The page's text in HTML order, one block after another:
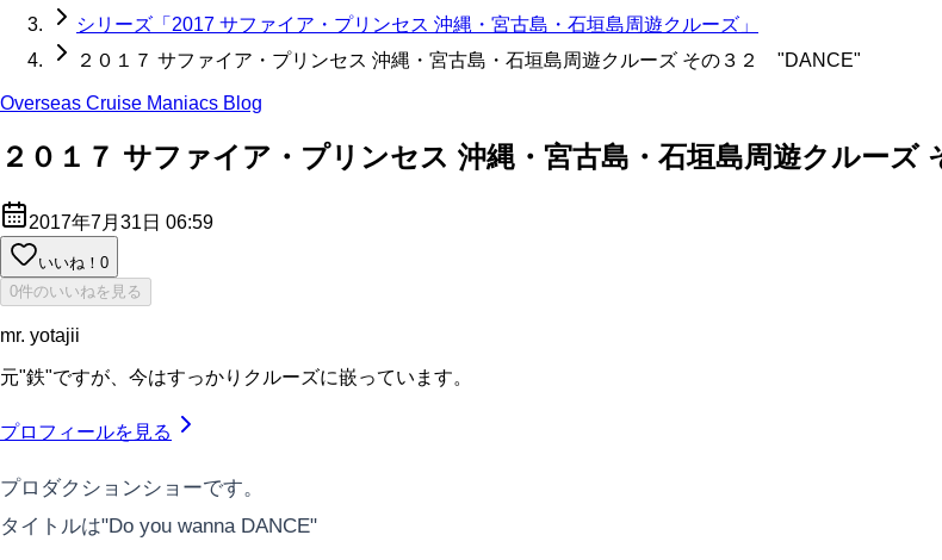
シリーズ「2017 サファイア・プリンセス 沖縄・宮古島・石垣島周遊クルーズ」
２０１７ サファイア・プリンセス 沖縄・宮古島・石垣島周遊クルーズ その３２ "DANCE"
Overseas Cruise Maniacs Blog
２０１７ サファイア・プリンセス 沖縄・宮古島・石垣島周遊クルー
2017年7月31日 06:59
いいね！ 0
0件のいいねを見る
mr. yotajii
元"鉄"ですが、今はすっかりクルーズに嵌っています。
プロフィールを見る
プロダクションショーです。
タイトルは"Do you wanna DANCE"